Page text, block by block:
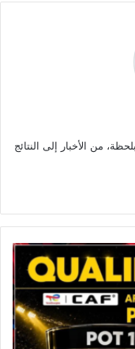
من الأخبار إلى النتائج